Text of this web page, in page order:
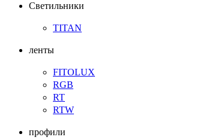
Светильники
TITAN
ленты
FITOLUX
RGB
RT
RTW
профили